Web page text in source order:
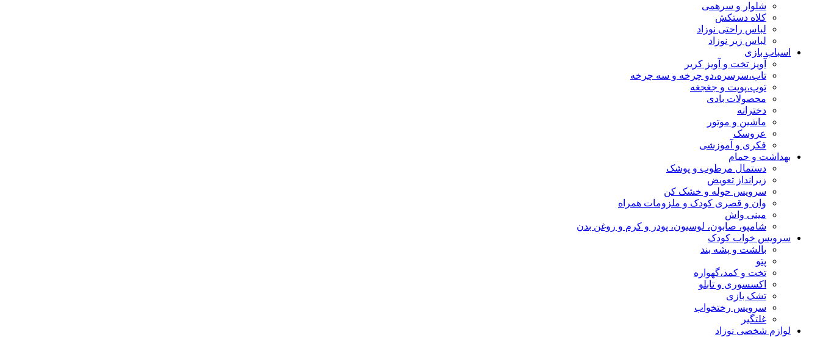
شلوار و سرهمی
کلاه دستکش
لباس راحتی نوزاد
لباس زیر نوزاد
اسباب بازی
آویز تخت و آویز کریر
تاب،سرسره،دو چرخه و سه چرخه
توپ،پوپت و جغجغه
محصولات بادی
دخترانه
ماشین و موتور
عروسک
فکری و آموزشی
بهداشت و حمام
دستمال مرطوب و پوشک
زیرانداز تعویض
سرویس حوله و خشک کن
وان و قصری کودک و ملزومات همراه
مینی واش
شامپو، صابون، لوسیون، پودر و کرم و روغن بدن
سرویس خواب کودک
بالشت و پشه بند
پتو
تخت و کمد،گهواره
اکسسوری و تابلو
تشک بازی
سرویس رختخواب
غلتگیر
لوازم شخصی نوزاد